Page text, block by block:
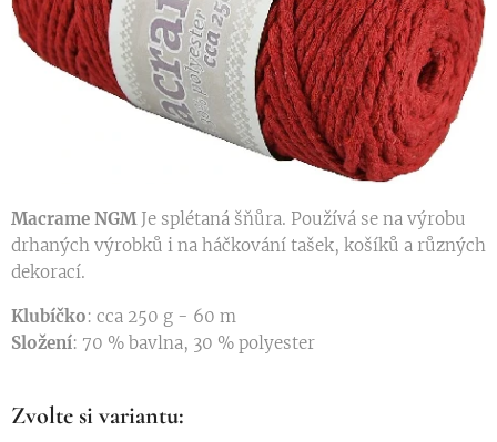
Macrame NGM Je splétaná šňůra. Používá se na výrobu
drhaných výrobků i na háčkování tašek, košíků a různých
dekorací.
Klubíčko: cca 250 g - 60 m
Složení: 70 % bavlna, 30 % polyester
Zvolte si variantu: